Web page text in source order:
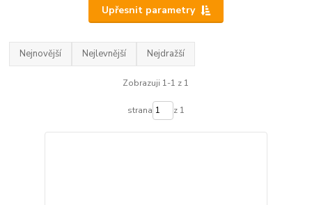
Upřesnit parametry
Nejnovější Nejlevnější Nejdražší
Zobrazuji 1-1 z 1
strana z 1